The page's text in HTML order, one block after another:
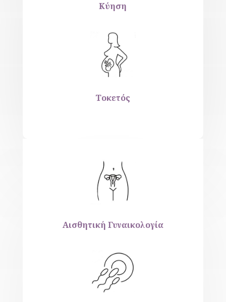
Κύηση
Τοκετός
Αισθητική Γυναικολογία